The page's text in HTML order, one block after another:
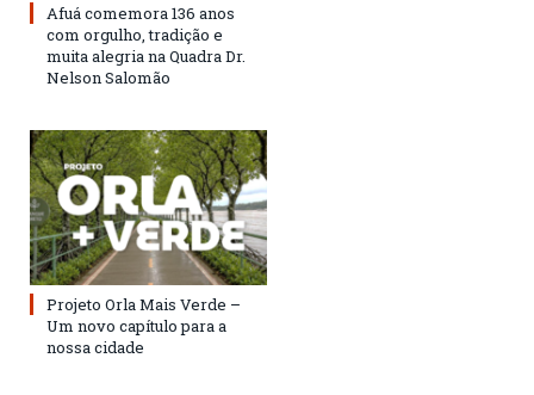
Afuá comemora 136 anos
com orgulho, tradição e
muita alegria na Quadra Dr.
Nelson Salomão
Projeto Orla Mais Verde –
Um novo capítulo para a
nossa cidade